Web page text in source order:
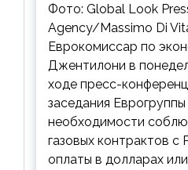
Фото: Global Look
Agency/Massimo Di
Еврокомиссар по
Джентилони в
ходе пресс-
заседания Еврогруппы
необходимости
газовых контрактов с
оплаты в долларах